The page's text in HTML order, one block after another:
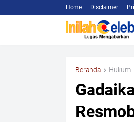
Home Disclaimer
Beranda Hukum